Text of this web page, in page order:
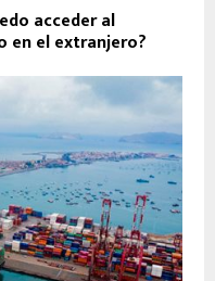
acceder al
en el extranjero?